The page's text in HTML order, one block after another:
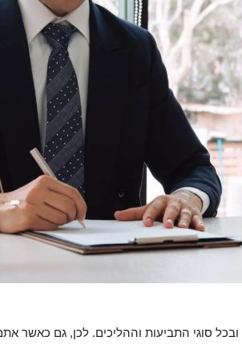
סוגי התביעות וההליכים. לכן, גם כאשר